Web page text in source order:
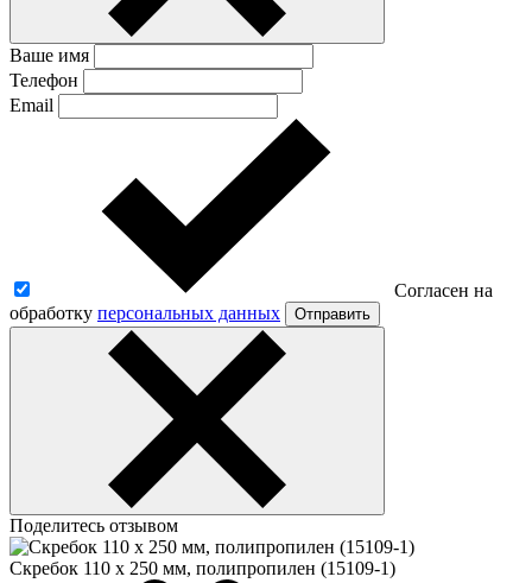
Ваше имя
Телефон
Email
Согласен на
обработку персональных данных Отправить
Поделитесь отзывом
Скребок 110 x 250 мм, полипропилен (15109-1)